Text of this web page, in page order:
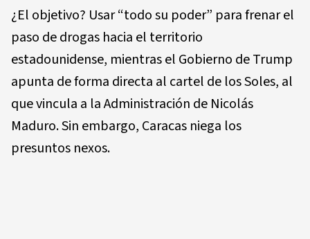
¿El objetivo? Usar “todo su poder” para frenar el
paso de drogas hacia el territorio
estadounidense, mientras el Gobierno de Trump
apunta de forma directa al cartel de los Soles, al
que vincula a la Administración de Nicolás
Maduro. Sin embargo, Caracas niega los
presuntos nexos.